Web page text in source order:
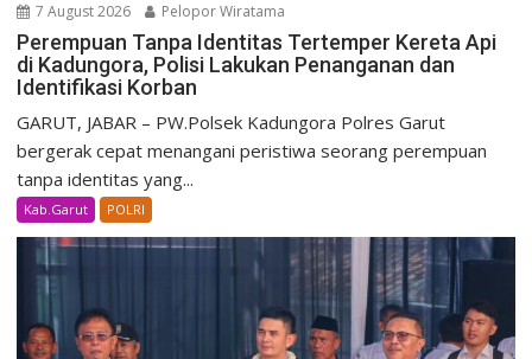
7 August 2026 Pelopor Wiratama
Perempuan Tanpa Identitas Tertemper Kereta Api
di Kadungora, Polisi Lakukan Penanganan dan
Identifikasi Korban
GARUT, JABAR – PW.Polsek Kadungora Polres Garut
bergerak cepat menangani peristiwa seorang perempuan
tanpa identitas yang...
Kab.Garut POLRI